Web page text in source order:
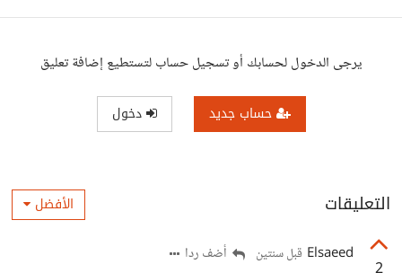
يرجى الدخول لحسابك أو تسجيل حساب لتستطيع إضافة تعليق
حساب جديد دخول
التعليقات الأفضل
Elsaeed قبل سنتين أضف ردا